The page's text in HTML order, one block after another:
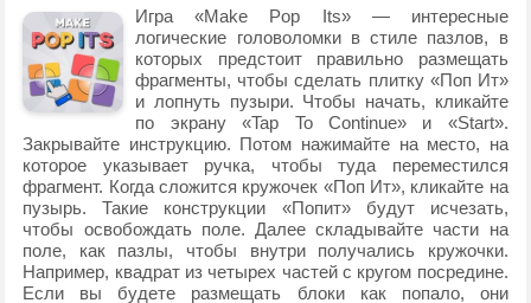
Игра «Make Pop Its» — интересные
логические головоломки в стиле пазлов, в
которых предстоит правильно размещать
фрагменты, чтобы сделать плитку «Поп Ит»
и лопнуть пузыри. Чтобы начать, кликайте
по экрану «Tap To Continue» и «Start».
Закрывайте инструкцию. Потом нажимайте на место, на
которое указывает ручка, чтобы туда переместился
фрагмент. Когда сложится кружочек «Поп Ит», кликайте на
пузырь. Такие конструкции «Попит» будут исчезать,
чтобы освобождать поле. Далее складывайте части на
поле, как пазлы, чтобы внутри получались кружочки.
Например, квадрат из четырех частей с кругом посредине.
Если вы будете размещать блоки как попало, они